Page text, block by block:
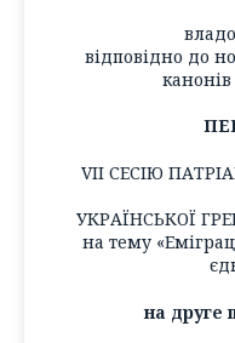
відповідно до
VІІ СЕСІЮ
УКРАЇНСЬКОЇ
на тему
на друге